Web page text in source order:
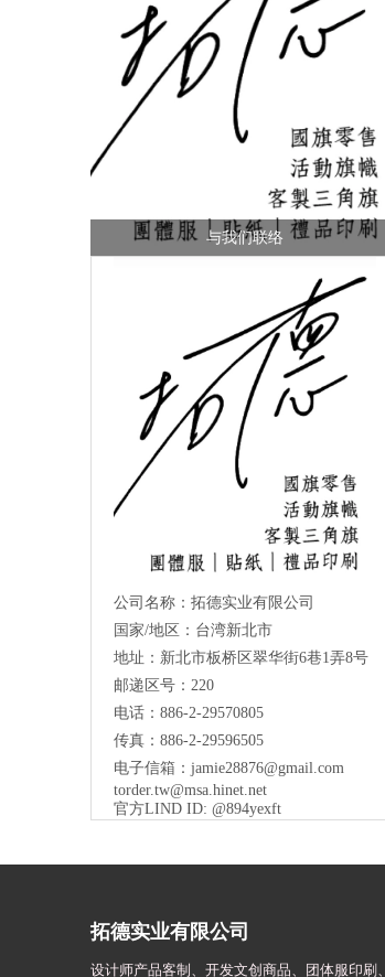
与我们联络
公司名称：拓德实业有限公司
国家/地区：台湾新北市
地址：新北市板桥区翠华街6巷1弄8号
邮递区号：220
电话：886-2-29570805
传真：886-2-29596505
电子信箱： jamie28876@gmail.com
torder.tw@msa.hinet.net
官方LIND ID: @894yexft
拓德实业有限公司
设计师产品客制、开发文创商品、团体服印刷、